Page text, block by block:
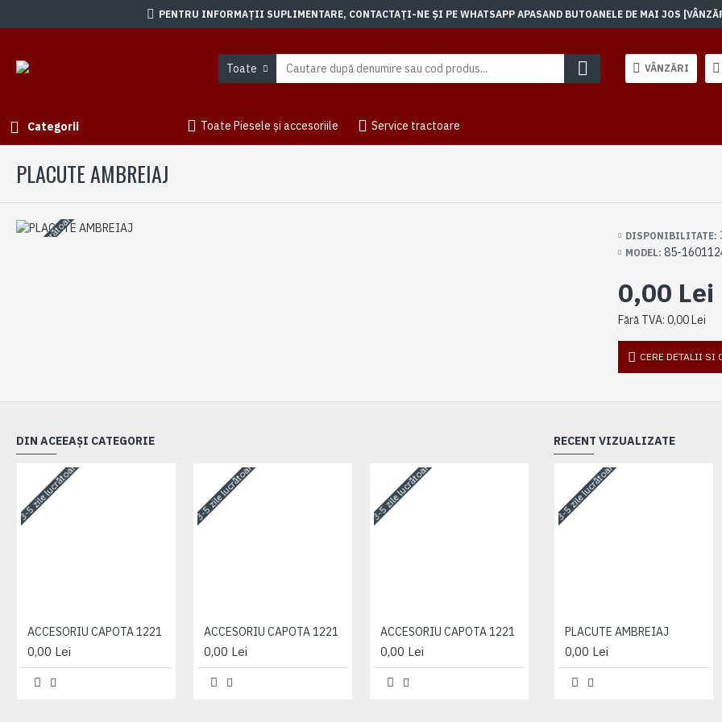
PENTRU INFORMAȚII SUPLIMENTARE, CONTACTAȚI-NE ȘI PE WHATSAPP APASAND BUTOANELE DE MAI JOS
Toate VÂNZĂRI
Categorii Toate Piesele și accesoriile Service tractoare
PLACUTE AMBREIAJ
3-5 zile lucrătoare DISPONIBILITATE:
MODEL: 85-
0,00 Lei
Fără TVA: 0,00 Lei
CERE DETALII SI
DIN ACEEAȘI CATEGORIE
3-5 zile lucrătoare
ACCESORIU CAPOTA 1221
0,00 Lei
3-5 zile lucrătoare
ACCESORIU CAPOTA 1221
0,00 Lei
3-5 zile lucrătoare
ACCESORIU CAPOTA 1221
0,00 Lei
3-5 zile lucrătoare
ACCESORIU CAPOTA 1221
0,00 Lei
RECENT VIZUALIZATE
3-5 zile lucrătoare
PLACUTE AMBREIAJ
0,00 Lei